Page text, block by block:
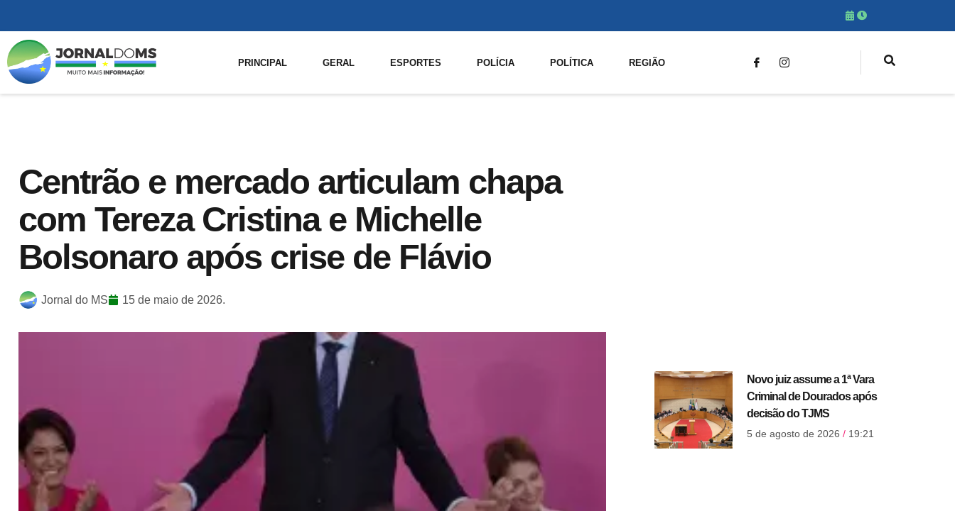
PRINCIPAL GERAL ESPORTES POLÍCIA POLÍTICA REGIÃO
Centrão e mercado articulam chapa
com Tereza Cristina e Michelle
Bolsonaro após crise de Flávio
Jornal do MS 15 de maio de 2026.
Novo juiz assume a 1ª Vara
Criminal de Dourados após
decisão do TJMS
5 de agosto de 2026 19:21